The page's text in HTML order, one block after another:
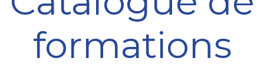
formations